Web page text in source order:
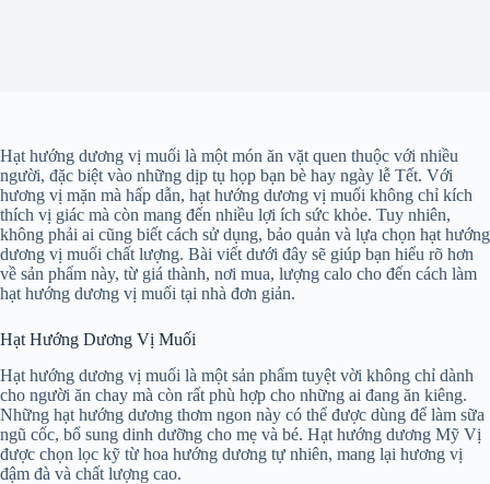
Hạt hướng dương vị muối là một món ăn vặt quen thuộc với nhiều
người, đặc biệt vào những dịp tụ họp bạn bè hay ngày lễ Tết. Với
hương vị mặn mà hấp dẫn, hạt hướng dương vị muối không chỉ kích
thích vị giác mà còn mang đến nhiều lợi ích sức khỏe. Tuy nhiên,
không phải ai cũng biết cách sử dụng, bảo quản và lựa chọn hạt hướng
dương vị muối chất lượng. Bài viết dưới đây sẽ giúp bạn hiểu rõ hơn
về sản phẩm này, từ giá thành, nơi mua, lượng calo cho đến cách làm
hạt hướng dương vị muối tại nhà đơn giản.
Hạt Hướng Dương Vị Muối
Hạt hướng dương vị muối là một sản phẩm tuyệt vời không chỉ dành
cho người ăn chay mà còn rất phù hợp cho những ai đang ăn kiêng.
Những hạt hướng dương thơm ngon này có thể được dùng để làm sữa
ngũ cốc, bổ sung dinh dưỡng cho mẹ và bé. Hạt hướng dương Mỹ Vị
được chọn lọc kỹ từ hoa hướng dương tự nhiên, mang lại hương vị
đậm đà và chất lượng cao.